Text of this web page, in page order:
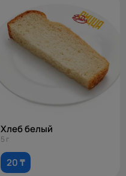
Хлеб белый
5 г
20 ₸